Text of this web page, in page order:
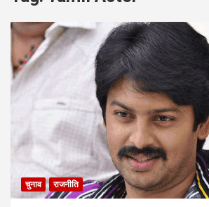
चुनाव राजनीति